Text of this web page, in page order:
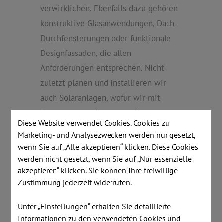
verwirklichen. Ebenfalls dazu gehören
konstruktive Glasanwendungen, Dach-
Durchfensterungen oder funktionale
Designfassaden, die allen
Anforderungen entsprechen. Nicht
zuletzt planen und installieren wir
auch Solaranlagen, wofür wir mit
Partnerunternehmen aus den
verschiedenen Handwerksbereichen
kooperieren.
Bewahrung und Erhaltung
Durch Schließ- und
renommierten Herstellern beziehen,
Diese Website verwendet Cookies. Cookies zu
Marketing- und Analysezwecken werden nur gesetzt,
wenn Sie auf „Alle akzeptieren“ klicken. Diese Cookies
werden nicht gesetzt, wenn Sie auf „Nur essenzielle
akzeptieren“ klicken. Sie können Ihre freiwillige
Zustimmung jederzeit widerrufen.
Unter „Einstellungen“ erhalten Sie detaillierte
Informationen zu den verwendeten Cookies und